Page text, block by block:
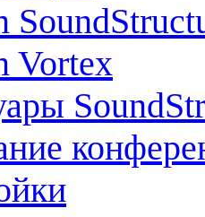
Vortex